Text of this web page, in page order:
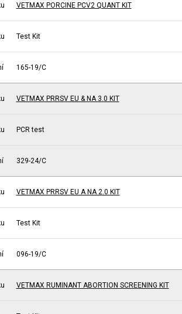
VETMAX PORCINE PCV2 QUANT KIT
Test Kit
165-19/C
VETMAX PRRSV EU & NA 3.0 KIT
PCR test
329-24/C
VETMAX PRRSV EU A NA 2.0 KIT
Test Kit
096-19/C
VETMAX RUMINANT ABORTION SCREENING KIT